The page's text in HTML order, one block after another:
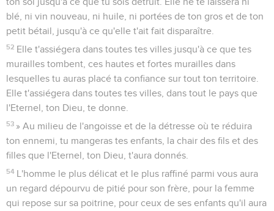
blé, ni vin nouveau, ni huile, ni portées de ton gros et de ton
petit bétail, jusqu'à ce qu'elle t'ait fait disparaître.
52 Elle t'assiégera dans toutes tes villes jusqu'à ce que tes
murailles tombent, ces hautes et fortes murailles dans
lesquelles tu auras placé ta confiance sur tout ton territoire.
Elle t'assiégera dans toutes tes villes, dans tout le pays que
l'Eternel, ton Dieu, te donne.
53 » Au milieu de l'angoisse et de la détresse où te réduira
ton ennemi, tu mangeras tes enfants, la chair des fils et des
filles que l'Eternel, ton Dieu, t'aura donnés.
54 L'homme le plus délicat et le plus raffiné parmi vous aura
un regard dépourvu de pitié pour son frère, pour la femme
qui repose sur sa poitrine, pour ceux de ses enfants qu'il aura